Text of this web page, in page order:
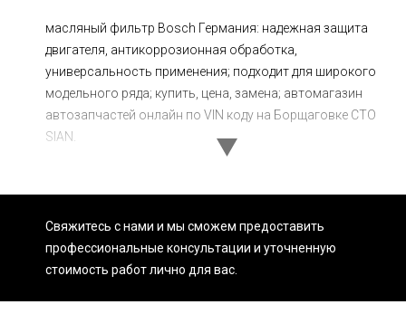
Запчасти Двигатель
Тормозная система Замена Ремней
Свяжитесь с нами и мы сможем предоставить
профессиональные консультации и уточненную
стоимость работ лично для вас.
масляный фильтр Bosch Германия: надежная защита
двигателя, антикоррозионная обработка,
универсальность применения; подходит для широкого
модельного ряда; купить, цена, замена; автомагазин
автозапчастей онлайн по VIN коду на Борщаговке СТО
SIAN.